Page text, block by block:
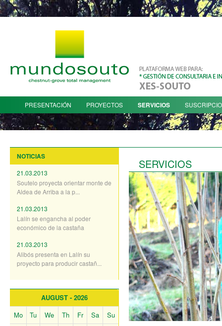
PRESENTACIÓN PROYECTOS SERVICIOS
NOTICIAS
21.03.2013
Soutelo proyecta orientar monte de
Aldea de Arriba a la p...
21.03.2013
Lalín se engancha al poder
económico de la castaña
21.03.2013
Alibós presenta en Lalín su
proyecto para producir castañ...
AUGUST - 2026
Mo
Tu We Th Fr Sa
Su
SERVICIOS